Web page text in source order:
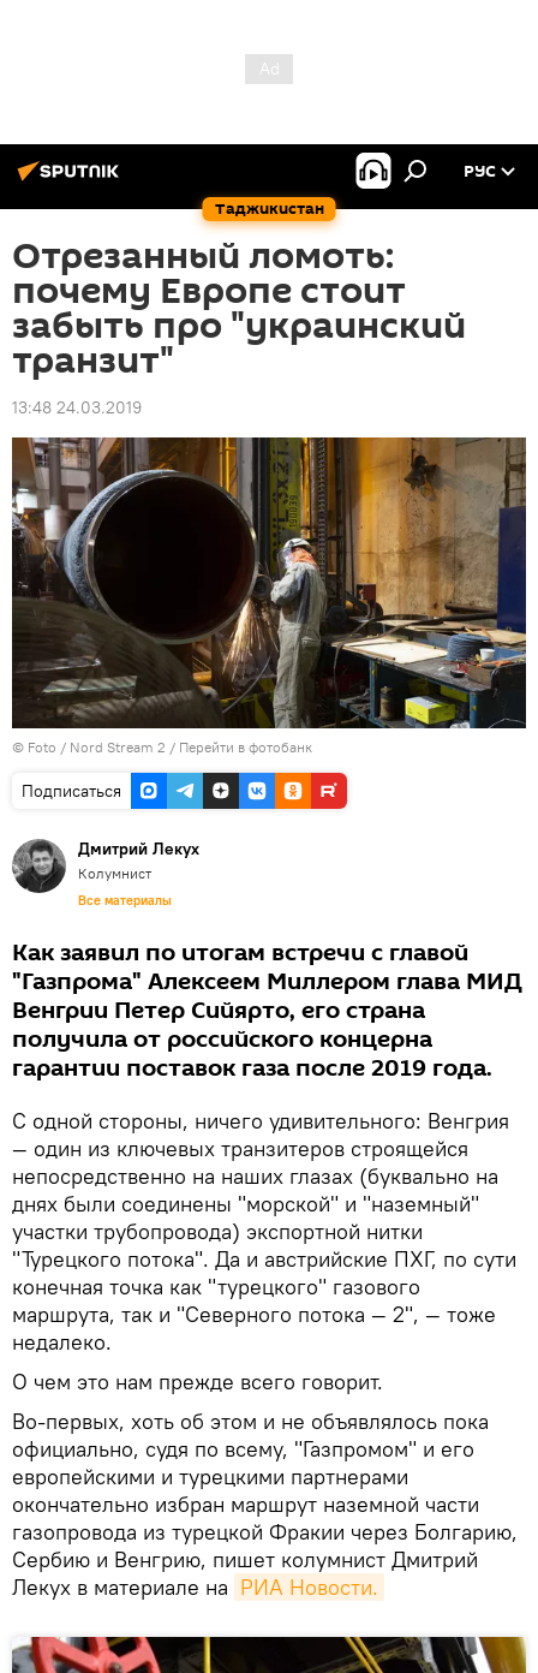
Таджикистан
РУС
Отрезанный ломоть:
почему Европе стоит
забыть про "украинский
транзит"
13:48 24.03.2019
© Foto / Nord Stream 2 / Перейти в фотобанк
Подписаться
Дмитрий Лекух
Колумнист
Все материалы
Как заявил по итогам встречи с главой
"Газпрома" Алексеем Миллером глава МИД
Венгрии Петер Сийярто, его страна
получила от российского концерна
гарантии поставок газа после 2019 года.
С одной стороны, ничего удивительного: Венгрия
— один из ключевых транзитеров строящейся
непосредственно на наших глазах (буквально на
днях были соединены "морской" и "наземный"
участки трубопровода) экспортной нитки
"Турецкого потока". Да и австрийские ПХГ, по сути
конечная точка как "турецкого" газового
маршрута, так и "Северного потока — 2", — тоже
недалеко.
О чем это нам прежде всего говорит.
Во-первых, хоть об этом и не объявлялось пока
официально, судя по всему, "Газпромом" и его
европейскими и турецкими партнерами
окончательно избран маршрут наземной части
газопровода из турецкой Фракии через Болгарию,
Сербию и Венгрию, пишет колумнист Дмитрий
Лекух в материале на РИА Новости.